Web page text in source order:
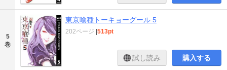
5
巻
東京喰種トーキョーグール 5
202ページ |513pt
試し読み 購入する